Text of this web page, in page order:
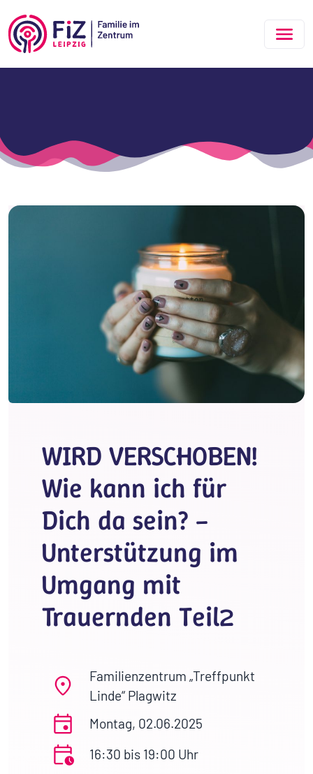
WIRD VERSCHOBEN!
Wie kann ich für
Dich da sein? –
Unterstützung im
Umgang mit
Trauernden Teil2
Familienzentrum „Treffpunkt
Linde“ Plagwitz
Montag, 02.06.2025
16:30 bis 19:00 Uhr